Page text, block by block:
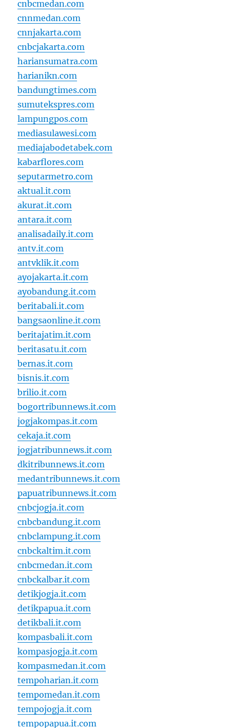
cnbcmedan.com
cnnmedan.com
cnnjakarta.com
cnbcjakarta.com
hariansumatra.com
harianikn.com
bandungtimes.com
sumutekspres.com
lampungpos.com
mediasulawesi.com
mediajabodetabek.com
kabarflores.com
seputarmetro.com
aktual.it.com
akurat.it.com
antara.it.com
analisadaily.it.com
antv.it.com
antvklik.it.com
ayojakarta.it.com
ayobandung.it.com
beritabali.it.com
bangsaonline.it.com
beritajatim.it.com
beritasatu.it.com
bernas.it.com
bisnis.it.com
brilio.it.com
bogortribunnews.it.com
jogjakompas.it.com
cekaja.it.com
jogjatribunnews.it.com
dkitribunnews.it.com
medantribunnews.it.com
papuatribunnews.it.com
cnbcjogja.it.com
cnbcbandung.it.com
cnbclampung.it.com
cnbckaltim.it.com
cnbcmedan.it.com
cnbckalbar.it.com
detikjogja.it.com
detikpapua.it.com
detikbali.it.com
kompasbali.it.com
kompasjogja.it.com
kompasmedan.it.com
tempoharian.it.com
tempomedan.it.com
tempojogja.it.com
tempopapua.it.com